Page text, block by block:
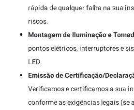
rápida de qualquer falha na sua
riscos.
Montagem de Iluminação e
pontos elétricos, interruptores e
LED.
Emissão de Certificação/
Verificamos e certificamos a sua
conforme as exigências legais (se